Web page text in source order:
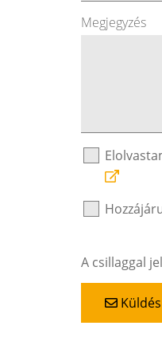
Megjegyzés
A csillaggal
Küldés